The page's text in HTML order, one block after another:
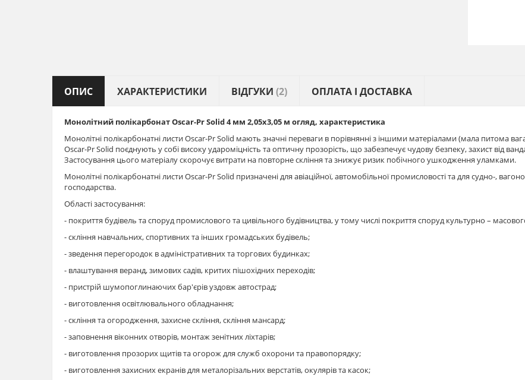
ОПИС ХАРАКТЕРИСТИКИ ВІДГУКИ (2) ОПЛАТА І ДОСТАВКА
Монолітний полікарбонат Oscar-Pr Solid 4 мм 2,05х3,05 м огляд, характеристика
Монолітні полікарбонатні листи Oscar-Pr Solid мають значні переваги в порівнянні з іншими матеріалами (мала питома вага,
Oscar-Pr Solid поєднують у собі високу удароміцність та оптичну прозорість, що забезпечує чудову безпеку, захист від
Застосування цього матеріалу скорочує витрати на повторне скління та знижує ризик побічного ушкодження уламками.
Монолітні полікарбонатні листи Oscar-Pr Solid призначені для авіаційної, автомобільної промисловості та для судно-,
господарства.
Області застосування:
- покриття будівель та споруд промислового та цивільного будівництва, у тому числі покриття споруд культурно –
- скління навчальних, спортивних та інших громадських будівель;
- зведення перегородок в адміністративних та торгових будинках;
- влаштування веранд, зимових садів, критих пішохідних переходів;
- пристрій шумопоглинаючих бар'єрів уздовж автострад;
- виготовлення освітлювального обладнання;
- скління та огородження, захисне скління, скління мансард;
- заповнення віконних отворів, монтаж зенітних ліхтарів;
- виготовлення прозорих щитів та огорож для служб охорони та правопорядку;
- виготовлення захисних екранів для металорізальних верстатів, окулярів та касок;